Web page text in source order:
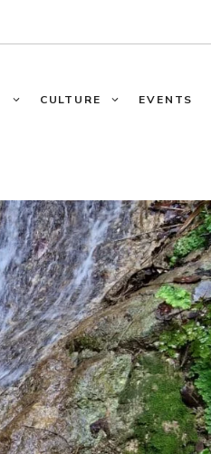
CULTURE EVENTS